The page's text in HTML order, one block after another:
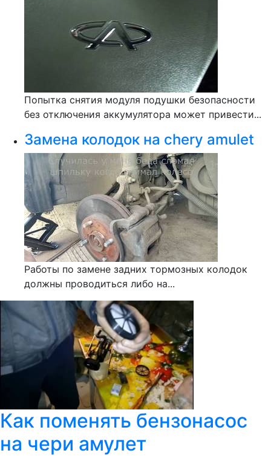
Попытка снятия модуля подушки безопасности
без отключения аккумулятора может привести...
Замена колодок на chery amulet
Работы по замене задних тормозных колодок
должны проводиться либо на...
Как поменять бензонасос
на чери амулет